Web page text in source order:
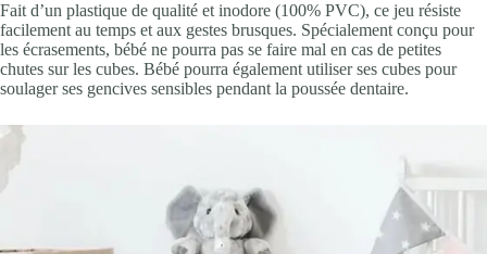
Fait d’un plastique de qualité et inodore (100% PVC), ce jeu résiste
facilement au temps et aux gestes brusques. Spécialement conçu pour
les écrasements, bébé ne pourra pas se faire mal en cas de petites
chutes sur les cubes. Bébé pourra également utiliser ses cubes pour
soulager ses gencives sensibles pendant la poussée dentaire.